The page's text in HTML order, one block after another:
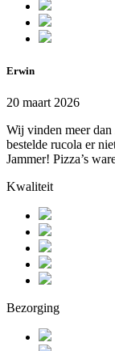
Erwin
20 maart 2026
Wij vinden meer
bestelde rucola er
Jammer! Pizza’s
Kwaliteit
Bezorging